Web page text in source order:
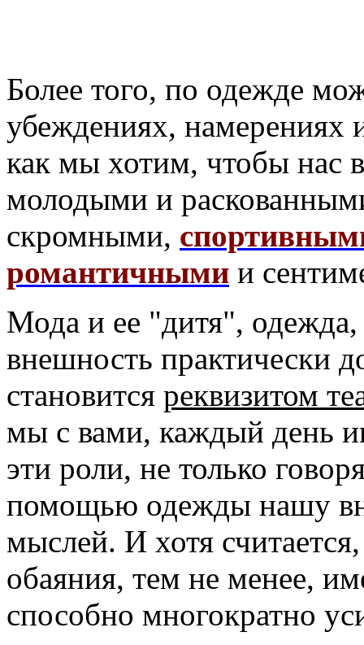
Более того, по одежде
убеждениях, намерениях
как мы хотим, чтобы нас
молодыми и
скромными,
романтичными и
Мода и ее "дитя",
внешность практически
становится реквизитом
мы с вами, каждый день
эти роли, не только
помощью одежды нашу
мыслей. И хотя
обаяния, тем не менее,
способно многократно